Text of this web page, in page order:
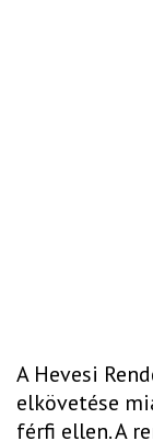
A Hevesi
elkövetése
férfi ellen. A